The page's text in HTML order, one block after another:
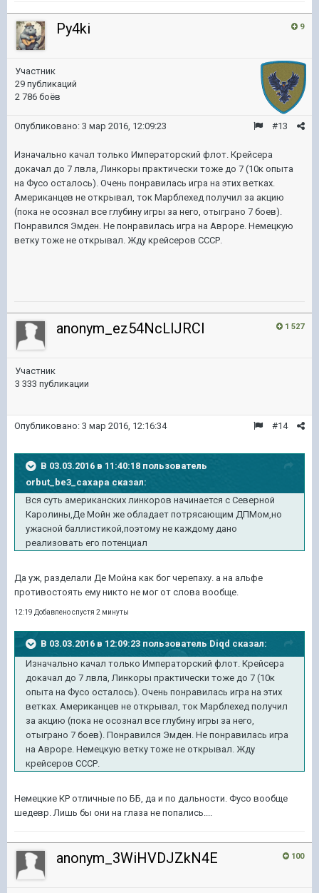
9
Py4ki
Участник
29 публикаций
2 786 боёв
#13
Опубликовано: 3 мар 2016, 12:09:23
Изначально качал только Императорский флот. Крейсера
докачал до 7 лвла, Линкоры практически тоже до 7 (10к опыта
на Фусо осталось). Очень понравилась игра на этих ветках.
Американцев не открывал, ток Марблехед получил за акцию
(пока не осознал все глубину игры за него, отыграно 7 боев).
Понравился Эмден. Не понравилась игра на Авроре. Немецкую
ветку тоже не открывал. Жду крейсеров СССР.
1 527
anonym_ez54NcLlJRCl
Участник
3 333 публикации
#14
Опубликовано: 3 мар 2016, 12:16:34
В 03.03.2016 в 11:40:18 пользователь
orbut_be3_caxapa сказал:
Вся суть американских линкоров начинается с Северной
Каролины,Де Мойн же обладает потрясающим ДПМом,но
ужасной баллистикой,поэтому не каждому дано
реализовать его потенциал
Да уж, разделали Де Мойна как бог черепаху. а на альфе
противостоять ему никто не мог от слова вообще.
12:19 Добавлено спустя 2 минуты
В 03.03.2016 в 12:09:23 пользователь Diqd сказал:
Изначально качал только Императорский флот. Крейсера
докачал до 7 лвла, Линкоры практически тоже до 7 (10к
опыта на Фусо осталось). Очень понравилась игра на этих
ветках. Американцев не открывал, ток Марблехед получил
за акцию (пока не осознал все глубину игры за него,
отыграно 7 боев). Понравился Эмден. Не понравилась игра
на Авроре. Немецкую ветку тоже не открывал. Жду
крейсеров СССР.
Немецкие КР отличные по ББ, да и по дальности. Фусо вообще
шедевр. Лишь бы они на глаза не попались....
100
anonym_3WiHVDJZkN4E